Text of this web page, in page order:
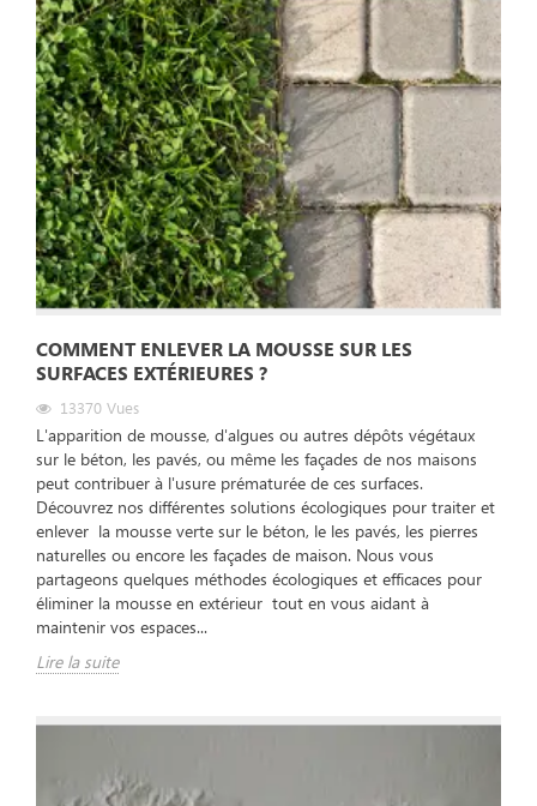
COMMENT ENLEVER LA MOUSSE SUR LES
SURFACES EXTÉRIEURES ?
13370 Vues
L'apparition de mousse, d'algues ou autres dépôts végétaux
sur le béton, les pavés, ou même les façades de nos maisons
peut contribuer à l'usure prématurée de ces surfaces.
Découvrez nos différentes solutions écologiques pour traiter et
enlever la mousse verte sur le béton, le les pavés, les pierres
naturelles ou encore les façades de maison. Nous vous
partageons quelques méthodes écologiques et efficaces pour
éliminer la mousse en extérieur tout en vous aidant à
maintenir vos espaces...
Lire la suite